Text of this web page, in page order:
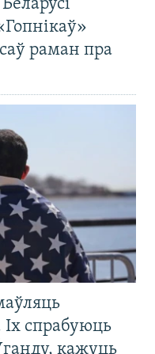
раман пра
спрабуюць
кажуць